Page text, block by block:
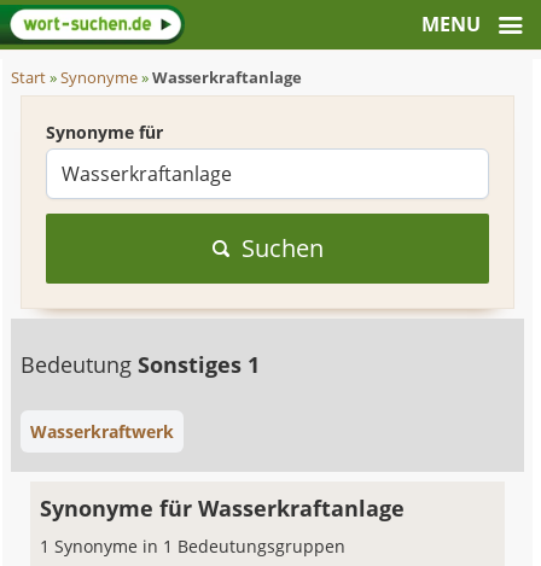
Start»Synonyme»Wasserkraftanlage
Synonyme für
Suchen
BedeutungSonstiges 1
Wasserkraftwerk
Synonyme für Wasserkraftanlage
1 Synonyme in 1 Bedeutungsgruppen